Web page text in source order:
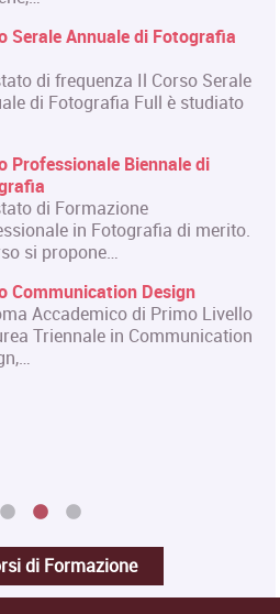
Triennale di Restauro del
Cartaceo
formata dal corso è
di Tecnico del Restauro di Beni
in Organizzazione degli
dell'Arte e dello Spettacolo
rilascia un Diploma in
degli Eventi dell'Arte
in Gestione e Innovazione
Attività Museali
in Gestione e Innovazione
Attività Museali rilascia un
in…
di Formazione